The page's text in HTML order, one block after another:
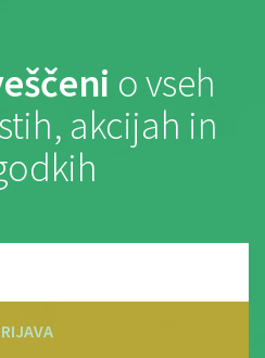
o vseh
akcijah in